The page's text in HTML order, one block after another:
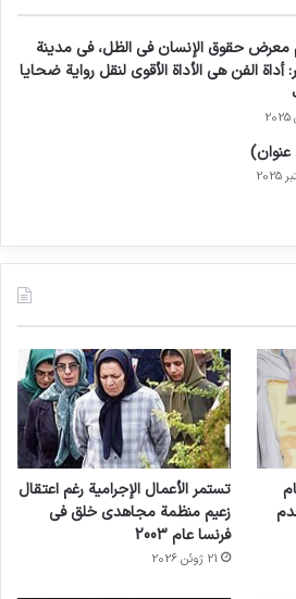
معرض حقوق الإنسان في الظل، في مدينة
أداة الفن هي الأداة الأقوى لنقل رواية ضحايا
تستمر الأعمال الإجرامية رغم اعتقال
زعيم منظمة مجاهدي خلق في
فرنسا عام 2003
21 ژوئن 2026